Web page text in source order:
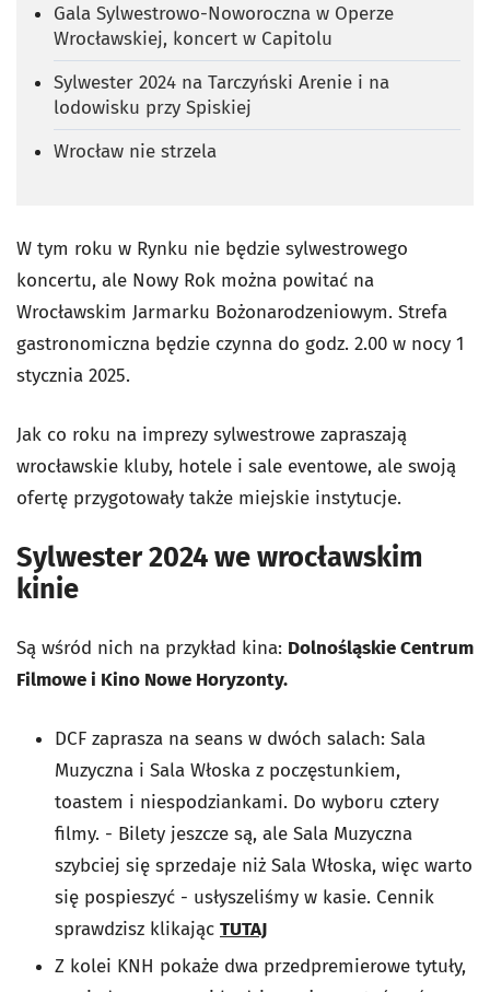
Gala Sylwestrowo-Noworoczna w Operze
Wrocławskiej, koncert w Capitolu
Sylwester 2024 na Tarczyński Arenie i na
lodowisku przy Spiskiej
Wrocław nie strzela
W tym roku w Rynku nie będzie sylwestrowego
koncertu, ale Nowy Rok można powitać na
Wrocławskim Jarmarku Bożonarodzeniowym. Strefa
gastronomiczna będzie czynna do godz. 2.00 w nocy 1
stycznia 2025.
Jak co roku na imprezy sylwestrowe zapraszają
wrocławskie kluby, hotele i sale eventowe, ale swoją
ofertę przygotowały także miejskie instytucje.
Sylwester 2024 we wrocławskim
kinie
Są wśród nich na przykład kina: Dolnośląskie Centrum
Filmowe i Kino Nowe Horyzonty.
DCF zaprasza na seans w dwóch salach: Sala
Muzyczna i Sala Włoska z poczęstunkiem,
toastem i niespodziankami. Do wyboru cztery
filmy. - Bilety jeszcze są, ale Sala Muzyczna
szybciej się sprzedaje niż Sala Włoska, więc warto
się pospieszyć - usłyszeliśmy w kasie. Cennik
sprawdzisz klikając TUTAJ
Z kolei KNH pokaże dwa przedpremierowe tytuły,